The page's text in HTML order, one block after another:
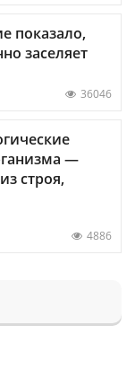
показало,
заселяет
36046
—
строя,
4886